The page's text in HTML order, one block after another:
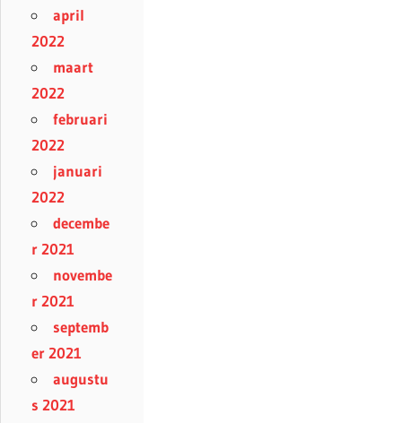
april
2022
maart
2022
februari
2022
januari
2022
decembe
r 2021
novembe
r 2021
septemb
er 2021
augustu
s 2021